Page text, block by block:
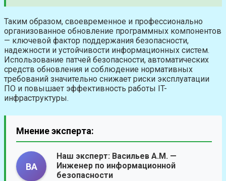
Таким образом, своевременное и профессионально
организованное обновление программных компонентов
— ключевой фактор поддержания безопасности,
надежности и устойчивости информационных систем.
Использование патчей безопасности, автоматических
средств обновления и соблюдение нормативных
требований значительно снижает риски эксплуатации
ПО и повышает эффективность работы IT-
инфраструктуры.
Мнение эксперта:
ВА
Наш эксперт: Васильев А.М. —
Инженер по информационной
безопасности